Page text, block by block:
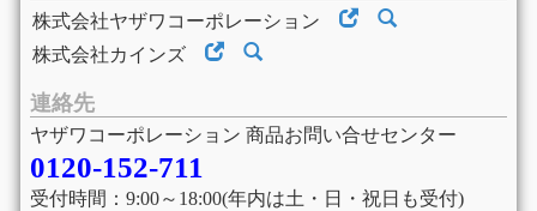
株式会社ヤザワコーポレーション
株式会社カインズ
連絡先
ヤザワコーポレーション 商品お問い合せセンター
0120-152-711
受付時間：9:00～18:00(年内は土・日・祝日も受付)